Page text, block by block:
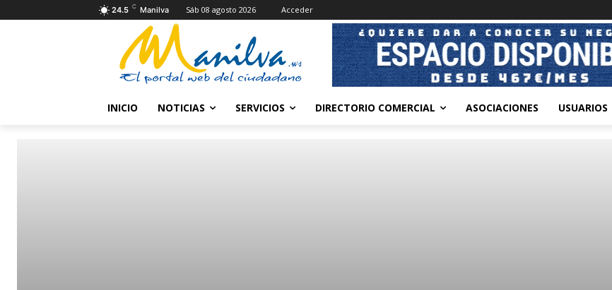
24.5 C Manilva Sáb 08 agosto 2026 Acceder
INICIO NOTICIAS SERVICIOS DIRECTORIO COMERCIAL ASOCIACIONES USUARIOS